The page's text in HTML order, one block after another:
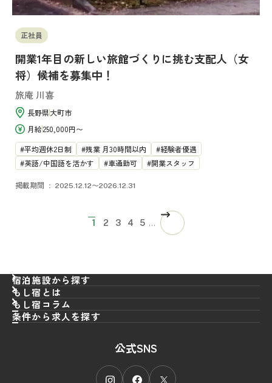
正社員
開業1年目の新しい旅館づくりに挑む支配人（女
将）候補を募集中！
旅庵 川喜
長野県大町市
月給250,000円〜
平均週休2日制
残業 月30時間以内
経験者優遇
英語/中国語を活かす
車通勤可 開業スタッフ
掲載期間 2025.12.12〜2026.12.31
カレントページ
1 ページ
2 ページ
3 ページ
4 ページ
5 …
次ページ
公式SNS
宿泊施設から探す
もし宿とは
もし宿コラム
条件から求人を探す